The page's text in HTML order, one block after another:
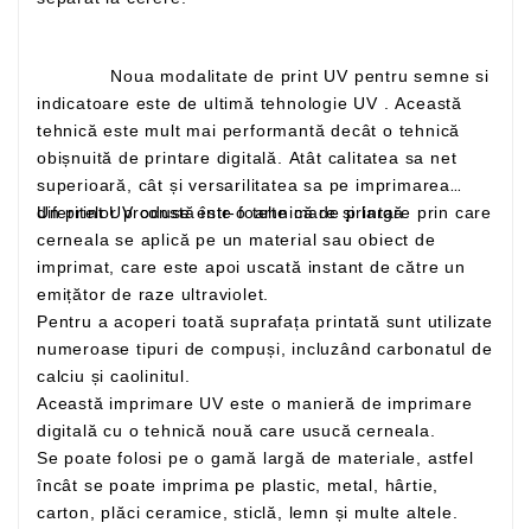
indicatoare este de ultimă tehnologie UV . Această
tehnică este mult mai performantă decât o tehnică
obișnuită de printare digitală. Atât calitatea sa net
superioară, cât și versarilitatea sa pe imprimarea
diferitelor produse este foarte mare și largă
Un print UV constă într-o tehnică de printare prin care
cerneala se aplică pe un material sau obiect de
imprimat, care este apoi uscată instant de către un
emițător de raze ultraviolet.
Pentru a acoperi toată suprafața printată sunt utilizate
numeroase tipuri de compuși, incluzând carbonatul de
calciu și caolinitul.
Această imprimare UV este o manieră de imprimare
digitală cu o tehnică nouă care usucă cerneala.
Se poate folosi pe o gamă largă de materiale, astfel
încât se poate imprima pe plastic, metal, hârtie,
carton, plăci ceramice, sticlă, lemn și multe altele.